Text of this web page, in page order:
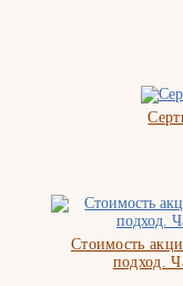
Стоимость
подход.